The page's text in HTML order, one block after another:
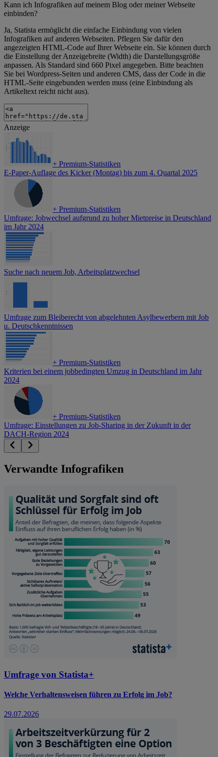
Kann ich Infografiken auf meinem Blog oder meiner Webseite
einbinden?
Ja, Statista ermöglicht die einfache Einbindung von vielen
Infografiken auf anderen Webseiten. Pflegen Sie dafür den
angezeigten HTML-Code auf Ihrer Webseite ein. Sie können durch
die Einstellung der Anzeigebreite (Width) die Darstellungsgröße
anpassen. Als Standard sind 660 Pixel angegeben. Bitte beachten
Sie bei Wordpress-Seiten und anderen CMS, dass der Code in die
HTML-Seite eingebunden werden muss (eine Einbindung als
Artikeltext reicht nicht aus).
Anzeige
+ Premium-Statistiken
E-Paper-Auflage des Kicker (Montag) bis zum 4. Quartal 2025
+ Premium-Statistiken
Umfrage: Jobwechsel aufgrund zu hoher Mietpreise in Deutschland
im Jahr 2024
Suche nach neuem Job, Arbeitsplatzwechsel
Umfrage zum Bleiberecht von abgelehnten Asylbewerbern mit Job
u. Deutschkenntnissen
+ Premium-Statistiken
Kriterien bei einem jobbedingten Umzug in Deutschland im Jahr
2024
+ Premium-Statistiken
Umfrage: Einstellungen zu Job-Sharing in der Zukunft in der
DACH-Region 2024
Verwandte Infografiken
Umfrage von Statista+
Welche Verhaltensweisen führen zu Erfolg im Job?
29.07.2026